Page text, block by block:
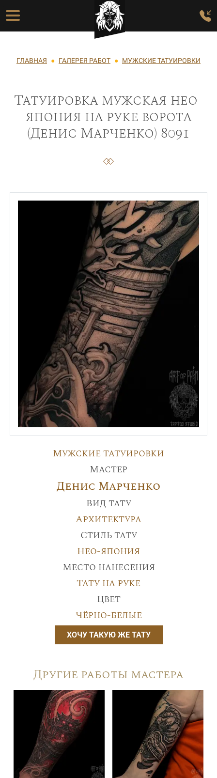
Перейти к основному содержанию
Основная навигация
Строка навигации
ГЛАВНАЯ ГАЛЕРЕЯ РАБОТ МУЖСКИЕ ТАТУИРОВКИ
Татуировка мужская нео-
япония на руке ворота
(Денис Марченко) 8091
Мужские татуировки
Мастер
Денис Марченко
Вид тату
Архитектура
Стиль тату
Нео-япония
Место нанесения
Тату на руке
Цвет
Чёрно-белые
ХОЧУ ТАКУЮ ЖЕ ТАТУ
Другие работы мастера